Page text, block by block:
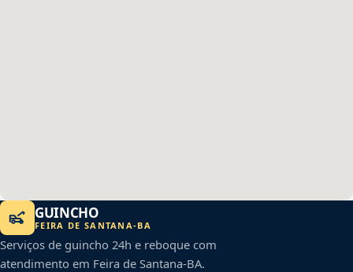
GUINCHO
FEIRA DE SANTANA-BA
Serviços de guincho 24h e reboque com
atendimento em Feira de Santana-BA.